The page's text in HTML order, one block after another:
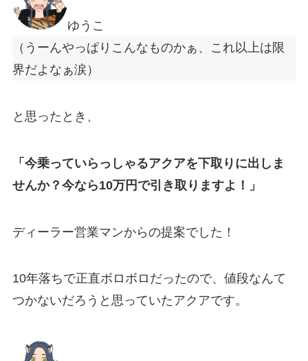
ゆうこ
（うーんやっぱりこんなものかぁ、これ以上は限
界だよなぁ涙）
と思ったとき、
「今乗っていらっしゃるアクアを下取りに出しま
せんか？今なら10万円で引き取りますよ！」
ディーラー営業マンからの提案でした！
10年落ちで正直ボロボロだったので、値段なんて
つかないだろうと思っていたアクアです。